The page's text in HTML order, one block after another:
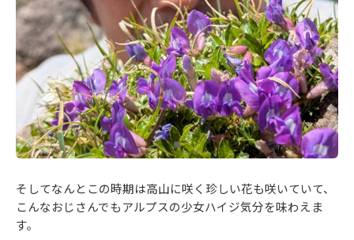
そしてなんとこの時期は高山に咲く珍しい花も咲いていて、
こんなおじさんでもアルプスの少女ハイジ気分を味わえま
す。